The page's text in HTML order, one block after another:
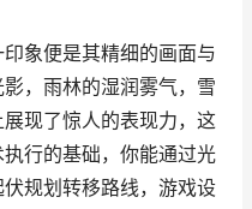
象便是其精细的画面与
，雨林的湿润雾气，雪
现了惊人的表现力，这
行的基础，你能通过光
规划转移路线，游戏设